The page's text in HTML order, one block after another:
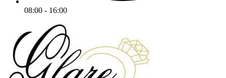
08:00 - 16:00